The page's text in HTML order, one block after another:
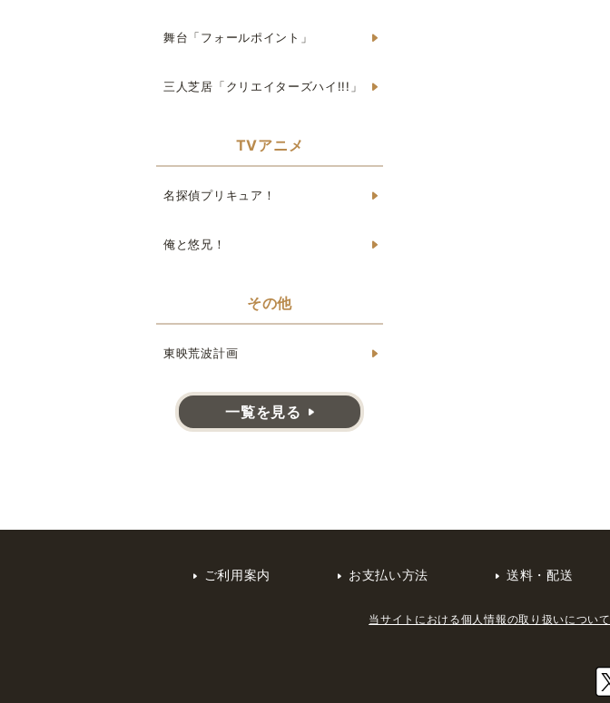
舞台「フォールポイント」
三人芝居「クリエイターズハイ!!!」
TVアニメ
名探偵プリキュア！
俺と悠兄！
その他
東映荒波計画
一覧を見る
ご利用案内 お支払い方法 送料・配送
当サイトにおける個人情報の取り扱いについて